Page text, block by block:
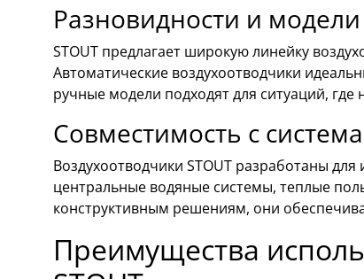
Разновидности и модели
STOUT предлагает широкую линейку
Автоматические воздухоотводчики
ручные модели подходят для ситуаций,
Совместимость с
Воздухоотводчики STOUT разработаны
центральные водяные системы, теплые
конструктивным решениям, они
Преимущества